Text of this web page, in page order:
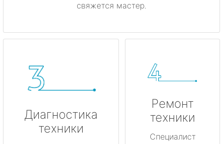
метро Домодедовская
метро Крылатское
метро Лубянка
метро Котельники
метро Коньково
свяжется мастер.
Диагностика
техники
Ремонт
техники
Специалист